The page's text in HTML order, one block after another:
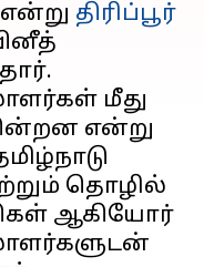
திரிப்பூர்
மீது
என்று
தொழில்
ஆகியோர்